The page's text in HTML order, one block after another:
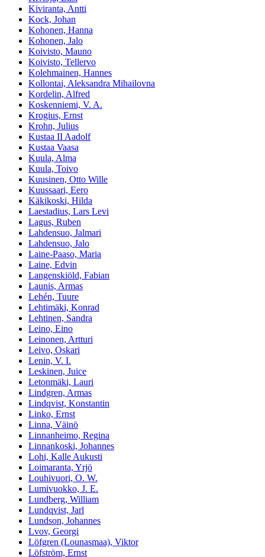
Kiviranta, Antti
Kock, Johan
Kohonen, Hanna
Kohonen, Jalo
Koivisto, Mauno
Koivisto, Tellervo
Kolehmainen, Hannes
Kollontai, Aleksandra Mihailovna
Kordelin, Alfred
Koskenniemi, V. A.
Krogius, Ernst
Krohn, Julius
Kustaa II Aadolf
Kustaa Vaasa
Kuula, Alma
Kuula, Toivo
Kuusinen, Otto Wille
Kuussaari, Eero
Käkikoski, Hilda
Laestadius, Lars Levi
Lagus, Ruben
Lahdensuo, Jalmari
Lahdensuo, Jalo
Laine-Paaso, Maria
Laine, Edvin
Langenskiöld, Fabian
Launis, Armas
Lehén, Tuure
Lehtimäki, Konrad
Lehtinen, Sandra
Leino, Eino
Leinonen, Artturi
Leivo, Oskari
Lenin, V. I.
Leskinen, Juice
Letonmäki, Lauri
Lindgren, Armas
Lindqvist, Konstantin
Linko, Ernst
Linna, Väinö
Linnanheimo, Regina
Linnankoski, Johannes
Lohi, Kalle Aukusti
Loimaranta, Yrjö
Louhivuori, O. W.
Lumivuokko, J. E.
Lundberg, William
Lundqvist, Jarl
Lundson, Johannes
Lvov, Georgi
Löfgren (Lounasmaa), Viktor
Löfström, Ernst